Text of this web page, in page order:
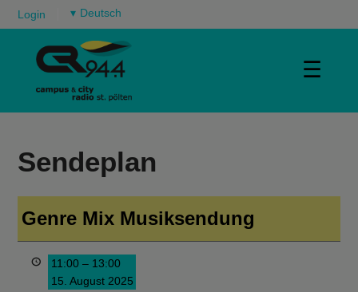
Login ▾
☰
Sendeplan
Genre Mix Musiksendung
11:00 – 13:00
15. August 2025